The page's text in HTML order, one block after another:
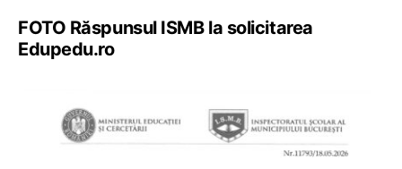
FOTO Răspunsul ISMB la solicitarea
Edupedu.ro